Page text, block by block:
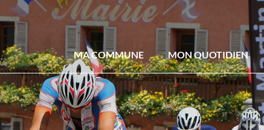
MA COMMUNE MON QUOTIDIEN